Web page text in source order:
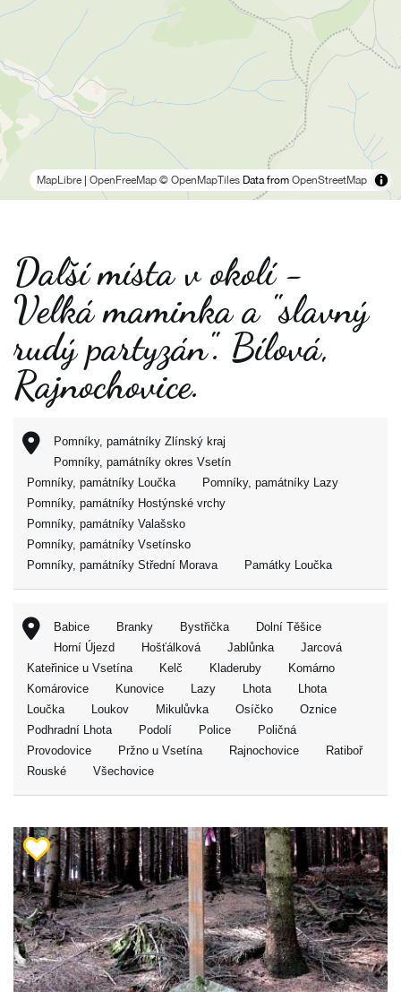
MapLibre OpenFreeMap © OpenMapTiles Data from OpenStreetMap
Další místa v okolí -
Velká maminka a "slavný
rudý partyzán". Bílová,
Rajnochovice.
Pomníky, památníky Zlínský kraj
Pomníky, památníky okres Vsetín
Pomníky, památníky Loučka
Pomníky, památníky Lazy
Pomníky, památníky Hostýnské vrchy
Pomníky, památníky Valašsko
Pomníky, památníky Vsetínsko
Pomníky, památníky Střední Morava
Památky Loučka
Babice Branky Bystřička
Dolní Těšice
Horní Újezd
Hošťálková Jablůnka
Jarcová
Kateřinice u Vsetína
Kelč Kladeruby
Komárno
Komárovice
Kunovice Lazy Lhota
Lhota
Loučka
Loukov Mikulůvka Osíčko
Oznice
Podhradní Lhota
Podolí Police
Poličná
Provodovice
Pržno u Vsetína Rajnochovice
Ratiboř
Rouské
Všechovice